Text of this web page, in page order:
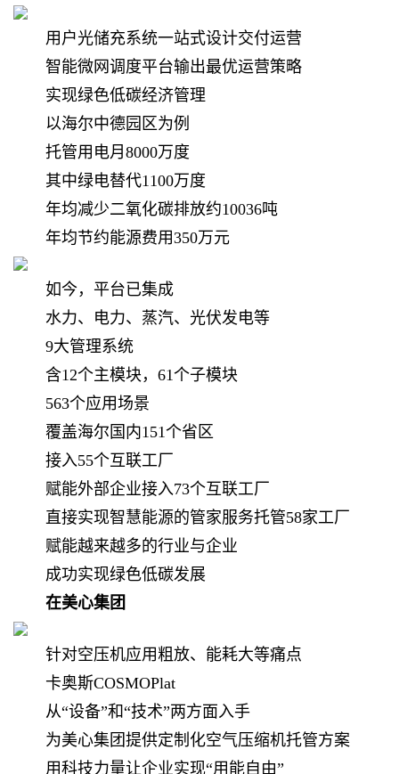
用户光储充系统一站式设计交付运营
智能微网调度平台输出最优运营策略
实现绿色低碳经济管理
以海尔中德园区为例
托管用电月8000万度
其中绿电替代1100万度
年均减少二氧化碳排放约10036吨
年均节约能源费用350万元
如今，平台已集成
水力、电力、蒸汽、光伏发电等
9大管理系统
含12个主模块，61个子模块
563个应用场景
覆盖海尔国内151个省区
接入55个互联工厂
赋能外部企业接入73个互联工厂
直接实现智慧能源的管家服务托管58家工厂
赋能越来越多的行业与企业
成功实现绿色低碳发展
在美心集团
针对空压机应用粗放、能耗大等痛点
卡奥斯COSMOPlat
从“设备”和“技术”两方面入手
为美心集团提供定制化空气压缩机托管方案
用科技力量让企业实现“用能自由”